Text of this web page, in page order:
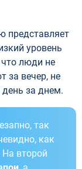
представляет
уровень
люди не
за вечер, не
за днем.
так
как
На второй